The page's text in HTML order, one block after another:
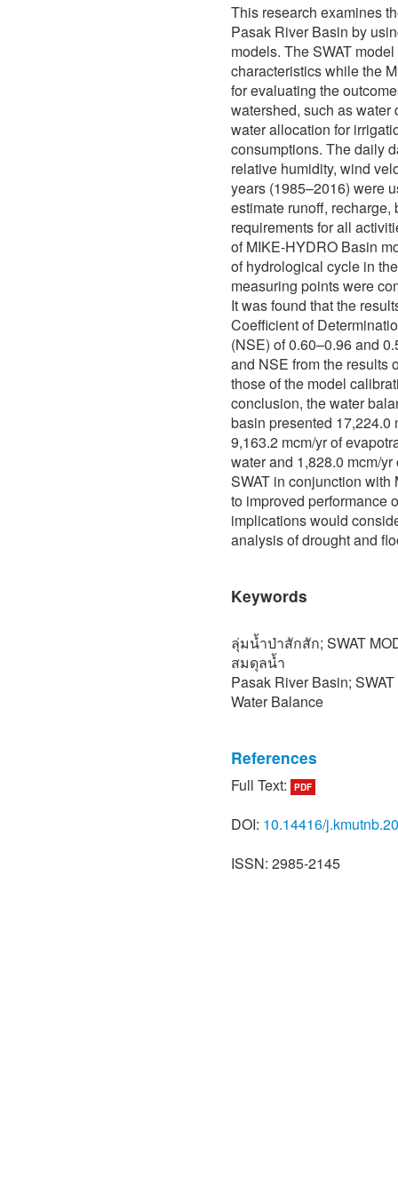
This research examines
Pasak River Basin by
models. The SWAT
characteristics while the
for evaluating the
watershed, such as
water allocation for
consumptions. The daily
relative humidity, wind
years (1985–2016) were
estimate runoff, recharge,
requirements for all
of MIKE-HYDRO Basin
of hydrological cycle in
measuring points were
It was found that the
Coefficient of
(NSE) of 0.60–0.96 and
and NSE from the results
those of the model
conclusion, the water
basin presented 17,224.0
9,163.2 mcm/yr of
water and 1,828.0 mcm/
SWAT in conjunction
to improved performance
implications would
analysis of drought and
Keywords
ลุ่มน้ำป่าสักสัก; SWAT
สมดุลน้ำ
Pasak River Basin;
Water Balance
References
[1] J. Jongwilaikasem,
Engineering King
Full Text: PDF
DOI: 10.14416/
ISSN: 2985-2145